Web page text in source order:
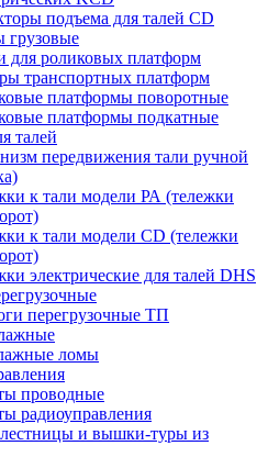
подъема для талей CD
грузовые
для роликовых платформ
транспортных платформ
платформы поворотные
платформы подкатные
талей
передвижения тали ручной
к тали модели РА (тележки
к тали модели CD (тележки
электрические для талей DHS
перегрузочные ТП
ломы
проводные
радиоуправления
и вышки-туры из